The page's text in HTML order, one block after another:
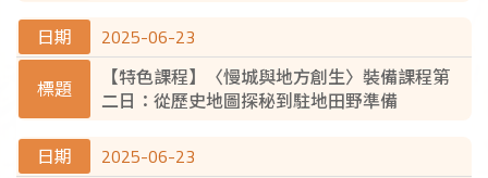
2025-06-23
【特色課程】〈慢城與地方創生〉裝備課程第
二日：從歷史地圖探秘到駐地田野準備
2025-06-23